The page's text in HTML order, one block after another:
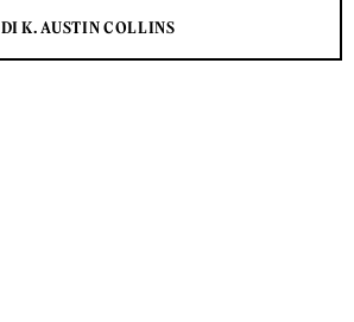
DI K. AUSTIN COLLINS